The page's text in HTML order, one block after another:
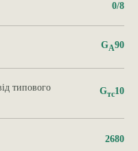
0/8
GА90
типового
Gтс10
2680